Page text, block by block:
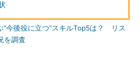
“今後役に立つ”スキルTop5は？ リス
を調査